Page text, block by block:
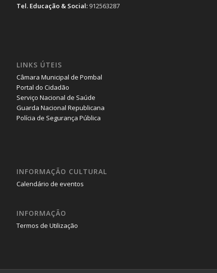
Tel. Educação & Social: 912563287
LINKS ÚTEIS
Câmara Municipal de Pombal
Portal do Cidadão
Serviço Nacional de Saúde
Guarda Nacional Republicana
Polícia de Segurança Pública
INFORMAÇÃO CULTURAL
Calendário de eventos
INFORMAÇÃO
Termos de Utilização